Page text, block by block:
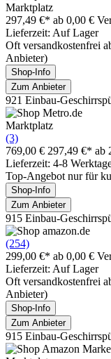
Marktplatz
297,49 €* ab 0,00 €
Lieferzeit: Auf Lager
Oft versandkostenfrei
Anbieter)
Shop-Info
Zum Anbieter
921 Einbau-
Marktplatz
(3)
769,00 € 297,49 €* ab
Lieferzeit: 4-8
Top-Angebot nur für
Shop-Info
Zum Anbieter
915 Einbau-
(254)
299,00 €* ab 0,00 €
Lieferzeit: Auf Lager
Oft versandkostenfrei
Anbieter)
Shop-Info
Zum Anbieter
915 Einbau-